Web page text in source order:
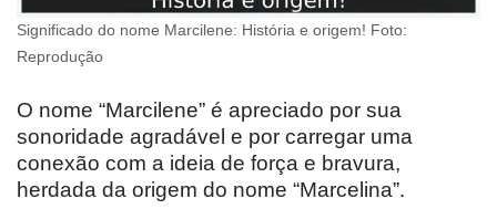
Significado do nome Marcilene: História e origem! Foto:
Reprodução
O nome “Marcilene” é apreciado por sua
sonoridade agradável e por carregar uma
conexão com a ideia de força e bravura,
herdada da origem do nome “Marcelina”.